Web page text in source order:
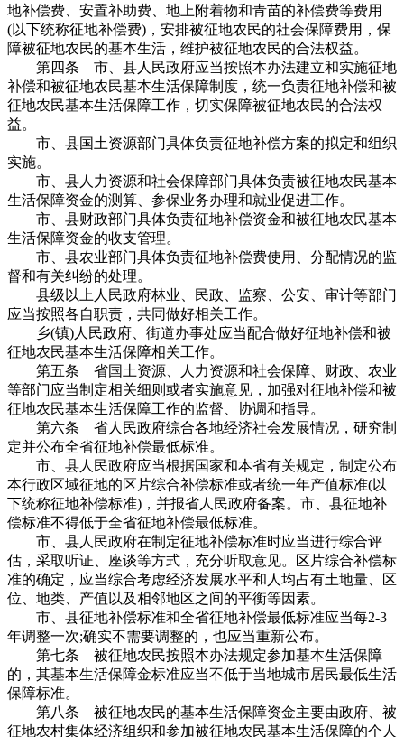
地补偿费、安置补助费、地上附着物和青苗的补偿费等费用
(以下统称征地补偿费)，安排被征地农民的社会保障费用，保
障被征地农民的基本生活，维护被征地农民的合法权益。
第四条 市、县人民政府应当按照本办法建立和实施征地
补偿和被征地农民基本生活保障制度，统一负责征地补偿和被
征地农民基本生活保障工作，切实保障被征地农民的合法权
益。
市、县国土资源部门具体负责征地补偿方案的拟定和组织
实施。
市、县人力资源和社会保障部门具体负责被征地农民基本
生活保障资金的测算、参保业务办理和就业促进工作。
市、县财政部门具体负责征地补偿资金和被征地农民基本
生活保障资金的收支管理。
市、县农业部门具体负责征地补偿费使用、分配情况的监
督和有关纠纷的处理。
县级以上人民政府林业、民政、监察、公安、审计等部门
应当按照各自职责，共同做好相关工作。
乡(镇)人民政府、街道办事处应当配合做好征地补偿和被
征地农民基本生活保障相关工作。
第五条 省国土资源、人力资源和社会保障、财政、农业
等部门应当制定相关细则或者实施意见，加强对征地补偿和被
征地农民基本生活保障工作的监督、协调和指导。
第六条 省人民政府综合各地经济社会发展情况，研究制
定并公布全省征地补偿最低标准。
市、县人民政府应当根据国家和本省有关规定，制定公布
本行政区域征地的区片综合补偿标准或者统一年产值标准(以
下统称征地补偿标准)，并报省人民政府备案。市、县征地补
偿标准不得低于全省征地补偿最低标准。
市、县人民政府在制定征地补偿标准时应当进行综合评
估，采取听证、座谈等方式，充分听取意见。区片综合补偿标
准的确定，应当综合考虑经济发展水平和人均占有土地量、区
位、地类、产值以及相邻地区之间的平衡等因素。
市、县征地补偿标准和全省征地补偿最低标准应当每2-3
年调整一次;确实不需要调整的，也应当重新公布。
第七条 被征地农民按照本办法规定参加基本生活保障
的，其基本生活保障金标准应当不低于当地城市居民最低生活
保障标准。
第八条 被征地农民的基本生活保障资金主要由政府、被
征地农村集体经济组织和参加被征地农民基本生活保障的个人